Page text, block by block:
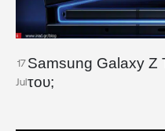
17
Jul
Samsung Galaxy Z
του;